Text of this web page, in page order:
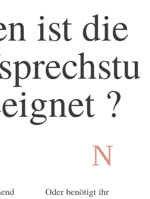
ist die
?
N
Oder benötigt ihr